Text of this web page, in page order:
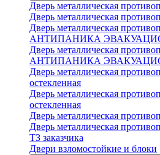
Дверь металлическая
Дверь металлическая
Дверь металлическая
АНТИПАНИКА
Дверь металлическая
АНТИПАНИКА
Дверь металлическая
остекленная
Дверь металлическая
остекленная
Дверь металлическая
Дверь металлическая
ТЗ заказчика
Двери взломостойкие и блоки